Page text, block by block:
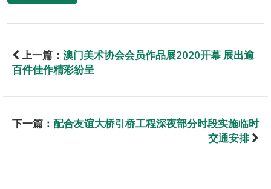
上一篇： 澳门美术协会会员作品展2020开幕 展出逾
百件佳作精彩纷呈
下一篇： 配合友谊大桥引桥工程深夜部分时段实施临时
交通安排